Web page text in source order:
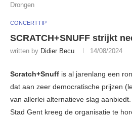
Drongen
CONCERTTIP
SCRATCH+SNUFF strijkt
written by Didier Becu 14/08/2024
Scratch+Snuff is al jarenlang een
dat aan zeer democratische prijzen
van allerlei alternatieve slag
Stad Gent kreeg de organisatie te